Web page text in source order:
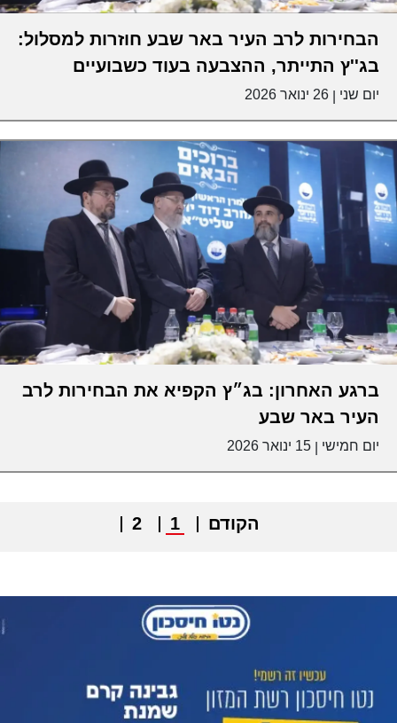
הבחירות לרב העיר באר שבע חוזרות למסלול:
בג''ץ התייתר, ההצבעה בעוד כשבועיים
יום שני 26 ינואר 2026
ברגע האחרון: בג״ץ הקפיא את הבחירות לרב
העיר באר שבע
יום חמישי 15 ינואר 2026
הקודם 1
2